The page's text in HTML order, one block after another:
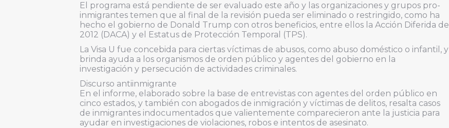
El programa está pendiente de ser evaluado este año y las organizaciones y grupos pro-
inmigrantes temen que al final de la revisión pueda ser eliminado o restringido, como ha
hecho el gobierno de Donald Trump con otros beneficios, entre ellos la Acción Diferida de
2012 (DACA) y el Estatus de Protección Temporal (TPS).
La Visa U fue concebida para ciertas víctimas de abusos, como abuso doméstico o infantil, y
brinda ayuda a los organismos de orden público y agentes del gobierno en la
investigación y persecución de actividades criminales.
Discurso antiinmigrante
En el informe, elaborado sobre la base de entrevistas con agentes del orden público en
cinco estados, y también con abogados de inmigración y víctimas de delitos, resalta casos
de inmigrantes indocumentados que valientemente comparecieron ante la justicia para
ayudar en investigaciones de violaciones, robos e intentos de asesinato.